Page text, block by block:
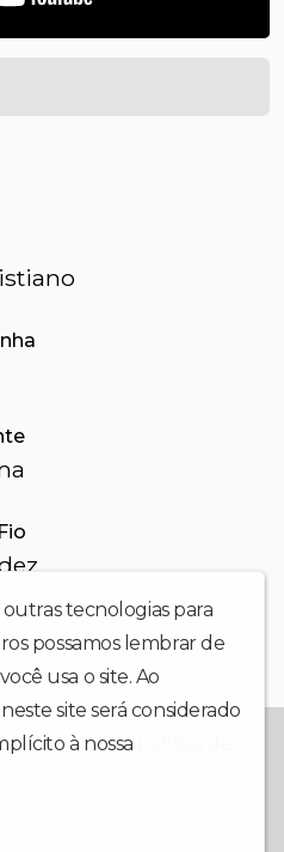
outras tecnologias para
possamos lembrar de
usa o site. Ao
site será considerado
à nossa
PB, com programação